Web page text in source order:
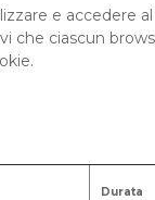
e accedere
che ciascun
Durata